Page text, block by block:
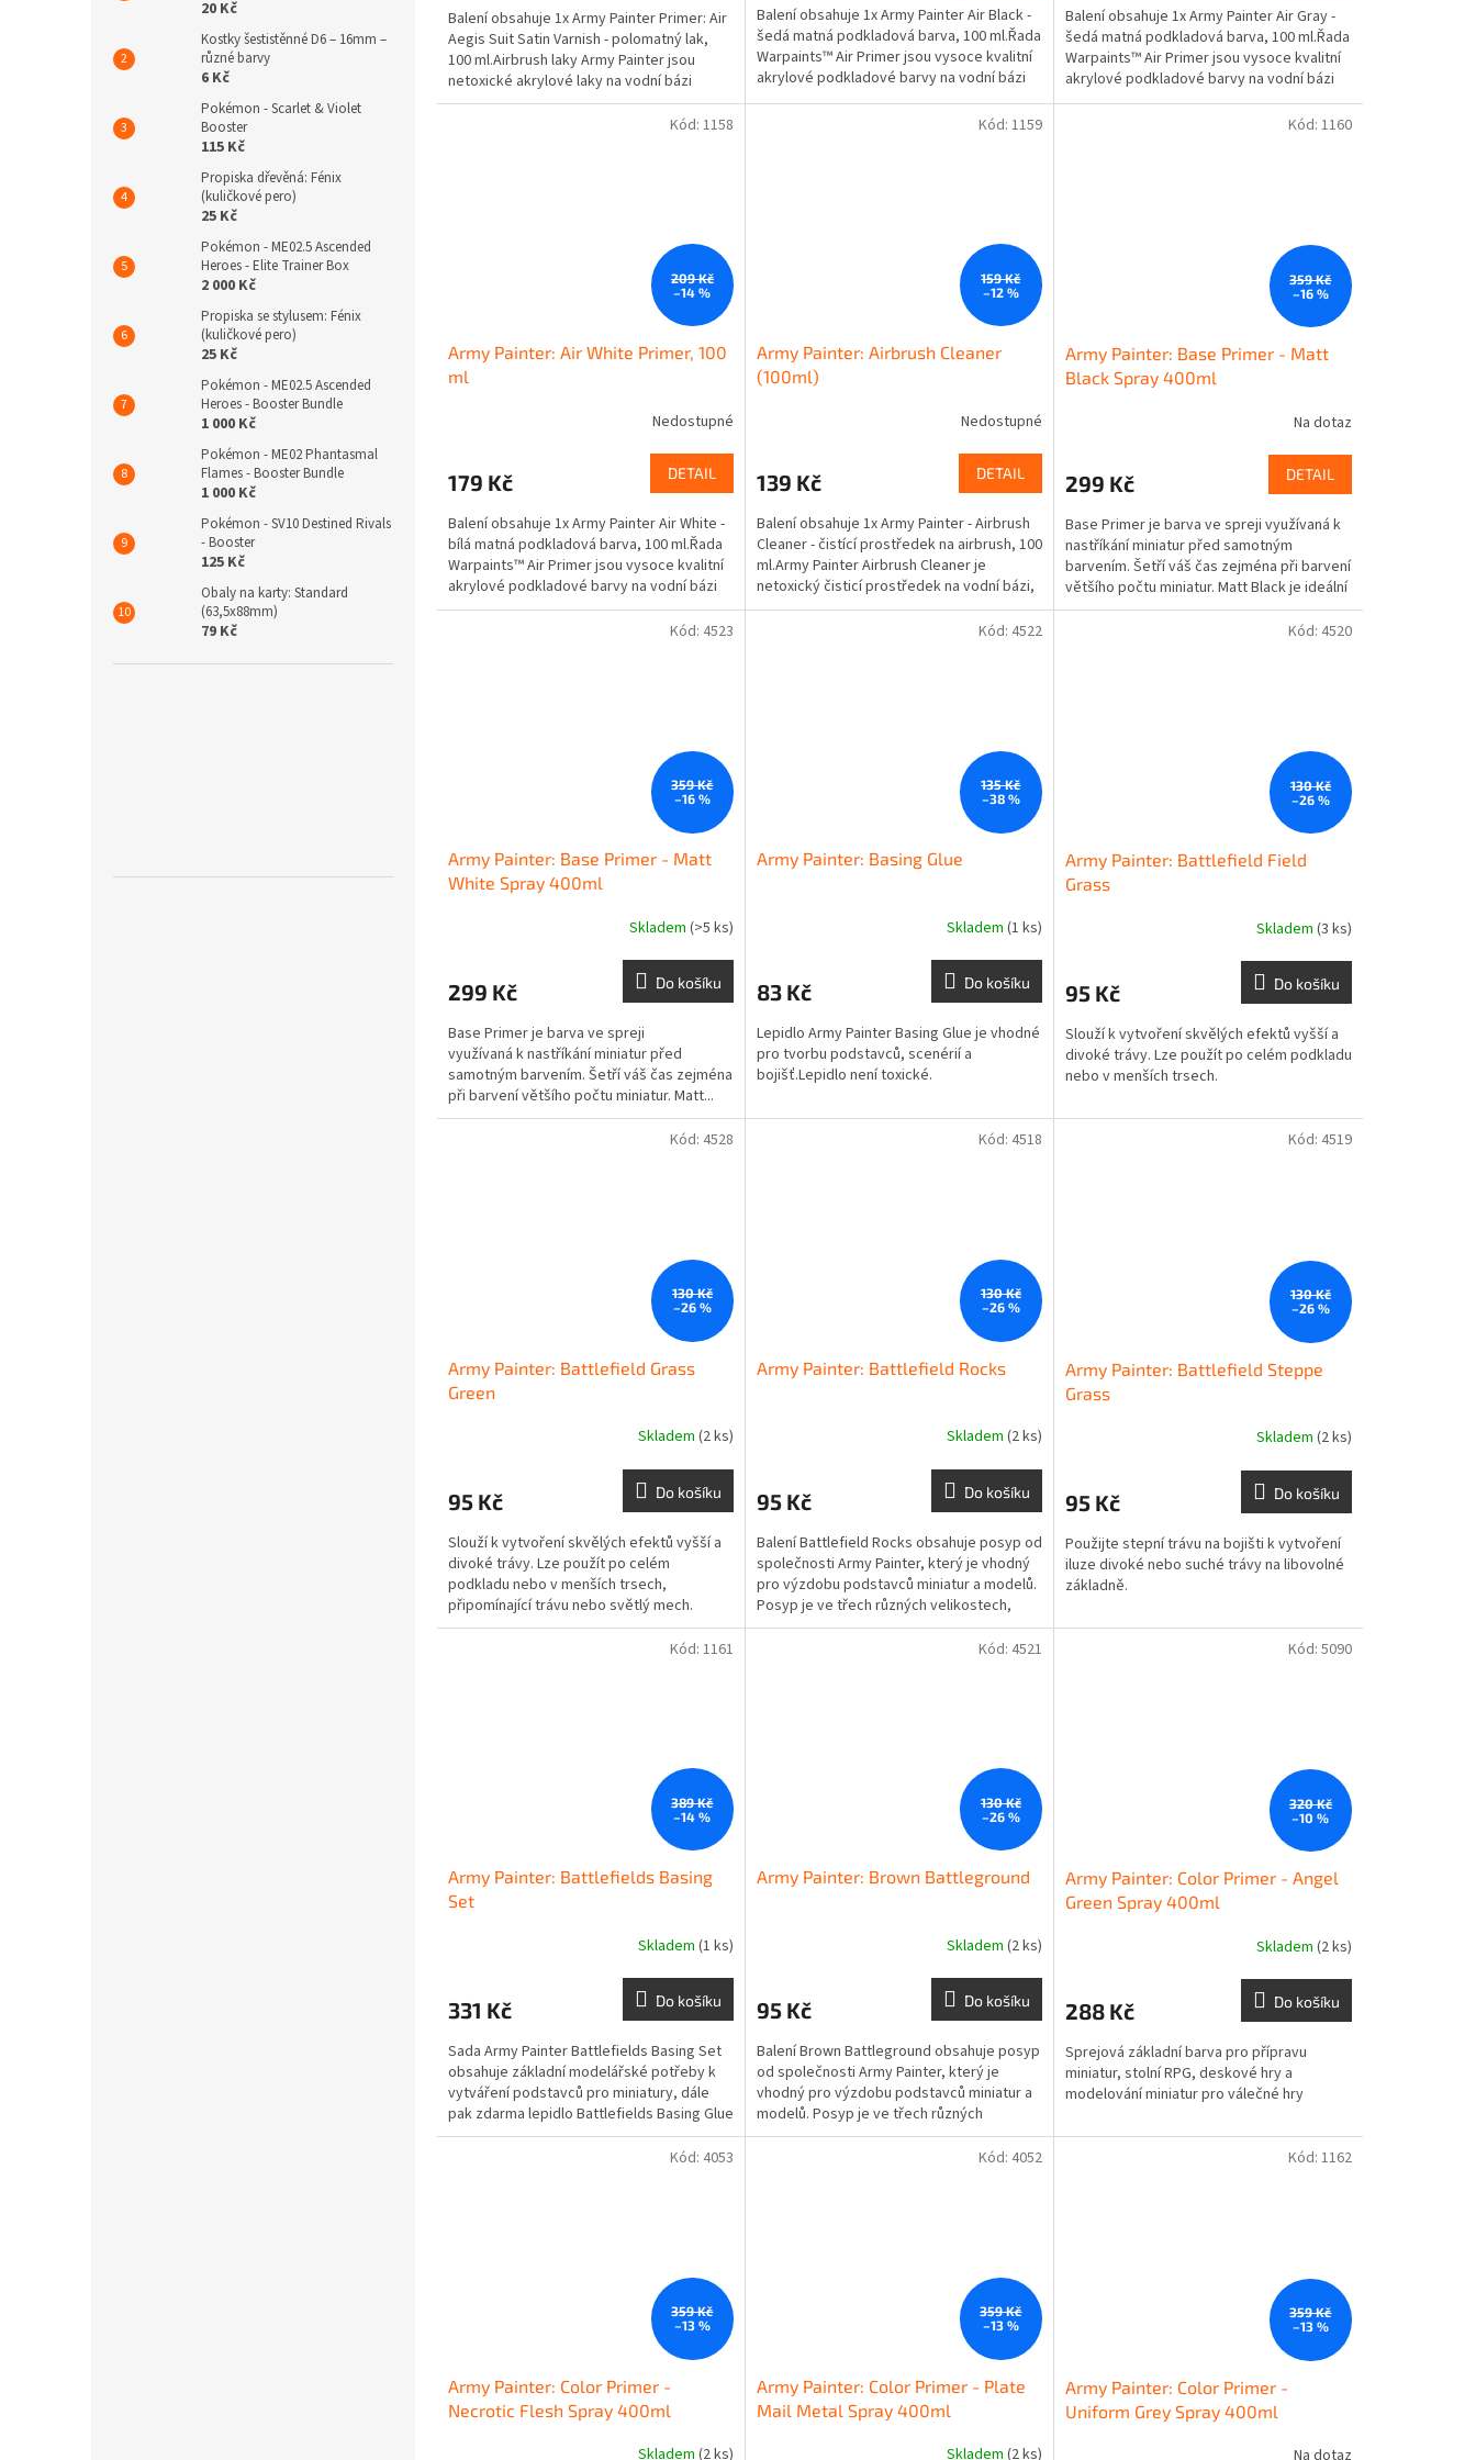
20 Kč
Kostky šestistěnné D6 – 16mm –
různé barvy
6 Kč
Pokémon - Scarlet & Violet
Booster
115 Kč
Propiska dřevěná: Fénix
(kuličkové pero)
25 Kč
Pokémon - ME02.5 Ascended
Heroes - Elite Trainer Box
2 000 Kč
Propiska se stylusem: Fénix
(kuličkové pero)
25 Kč
Pokémon - ME02.5 Ascended
Heroes - Booster Bundle
1 000 Kč
Pokémon - ME02 Phantasmal
Flames - Booster Bundle
1 000 Kč
Pokémon - SV10 Destined Rivals
- Booster
125 Kč
Obaly na karty: Standard
(63,5x88mm)
79 Kč
Balení obsahuje 1x Army Painter Primer: Air
Aegis Suit Satin Varnish - polomatný lak,
100 ml.Airbrush laky Army Painter jsou
netoxické akrylové laky na vodní bázi
určené pro...
Balení obsahuje 1x Army Painter Air Black -
šedá matná podkladová barva, 100 ml.Řada
Warpaints™ Air Primer jsou vysoce kvalitní
akrylové podkladové barvy na vodní bázi
pro...
Balení obsahuje 1x Army Painter Air Gray -
šedá matná podkladová barva, 100 ml.Řada
Warpaints™ Air Primer jsou vysoce kvalitní
akrylové podkladové barvy na vodní bázi
pro...
209 Kč
–14 %
Army Painter: Air White Primer, 100
ml
Nedostupné
179 Kč DETAIL
Balení obsahuje 1x Army Painter Air White -
bílá matná podkladová barva, 100 ml.Řada
Warpaints™ Air Primer jsou vysoce kvalitní
akrylové podkladové barvy na vodní bázi
pro...
Kód: 1158
159 Kč
–12 %
Army Painter: Airbrush Cleaner
(100ml)
Nedostupné
139 Kč DETAIL
Balení obsahuje 1x Army Painter - Airbrush
Cleaner - čistící prostředek na airbrush, 100
ml.Army Painter Airbrush Cleaner je
netoxický čisticí prostředek na vodní bázi,
který je...
Kód: 1159
359 Kč
–16 %
Army Painter: Base Primer - Matt
Black Spray 400ml
Na dotaz
299 Kč DETAIL
Base Primer je barva ve spreji využívaná k
nastříkání miniatur před samotným
barvením. Šetří váš čas zejména při barvení
většího počtu miniatur. Matt Black je ideální
základní...
Kód: 1160
359 Kč
–16 %
Army Painter: Base Primer - Matt
White Spray 400ml
Skladem (>5 ks)
299 Kč Do košíku
Base Primer je barva ve spreji
využívaná k nastříkání miniatur před
samotným barvením. Šetří váš čas zejména
při barvení většího počtu miniatur. Matt...
Kód: 4523
135 Kč
–38 %
Army Painter: Basing Glue
Skladem (1 ks)
83 Kč Do košíku
Lepidlo Army Painter Basing Glue je vhodné
pro tvorbu podstavců, scenérií a
bojišť.Lepidlo není toxické.
Kód: 4522
130 Kč
–26 %
Army Painter: Battlefield Field
Grass
Skladem (3 ks)
95 Kč Do košíku
Slouží k vytvoření skvělých efektů vyšší a
divoké trávy. Lze použít po celém podkladu
nebo v menších trsech.
Kód: 4520
130 Kč
–26 %
Army Painter: Battlefield Grass
Green
Skladem (2 ks)
95 Kč Do košíku
Slouží k vytvoření skvělých efektů vyšší a
divoké trávy. Lze použít po celém
podkladu nebo v menších trsech,
připomínající trávu nebo světlý mech.
Kód: 4528
130 Kč
–26 %
Army Painter: Battlefield Rocks
Skladem (2 ks)
95 Kč Do košíku
Balení Battlefield Rocks obsahuje posyp od
společnosti Army Painter, který je vhodný
pro výzdobu podstavců miniatur a modelů.
Posyp je ve třech různých velikostech,
takže je...
Kód: 4518
130 Kč
–26 %
Army Painter: Battlefield Steppe
Grass
Skladem (2 ks)
95 Kč Do košíku
Použijte stepní trávu na bojišti k vytvoření
iluze divoké nebo suché trávy na libovolné
základně.
Kód: 4519
389 Kč
–14 %
Army Painter: Battlefields Basing
Set
Skladem (1 ks)
331 Kč Do košíku
Sada Army Painter Battlefields Basing Set
obsahuje základní modelářské potřeby k
vytváření podstavců pro miniatury, dále
pak zdarma lepidlo Battlefields Basing Glue
(50ml) a...
Kód: 1161
130 Kč
–26 %
Army Painter: Brown Battleground
Skladem (2 ks)
95 Kč Do košíku
Balení Brown Battleground obsahuje posyp
od společnosti Army Painter, který je
vhodný pro výzdobu podstavců miniatur a
modelů. Posyp je ve třech různých
velikostech, takže je...
Kód: 4521
320 Kč
–10 %
Army Painter: Color Primer - Angel
Green Spray 400ml
Skladem (2 ks)
288 Kč Do košíku
Sprejová základní barva pro přípravu
miniatur, stolní RPG, deskové hry a
modelování miniatur pro válečné hry
Kód: 5090
359 Kč
–13 %
Army Painter: Color Primer -
Necrotic Flesh Spray 400ml
Skladem (2 ks)
Kód: 4053
359 Kč
–13 %
Army Painter: Color Primer - Plate
Mail Metal Spray 400ml
Skladem (2 ks)
Kód: 4052
359 Kč
–13 %
Army Painter: Color Primer -
Uniform Grey Spray 400ml
Kód: 1162